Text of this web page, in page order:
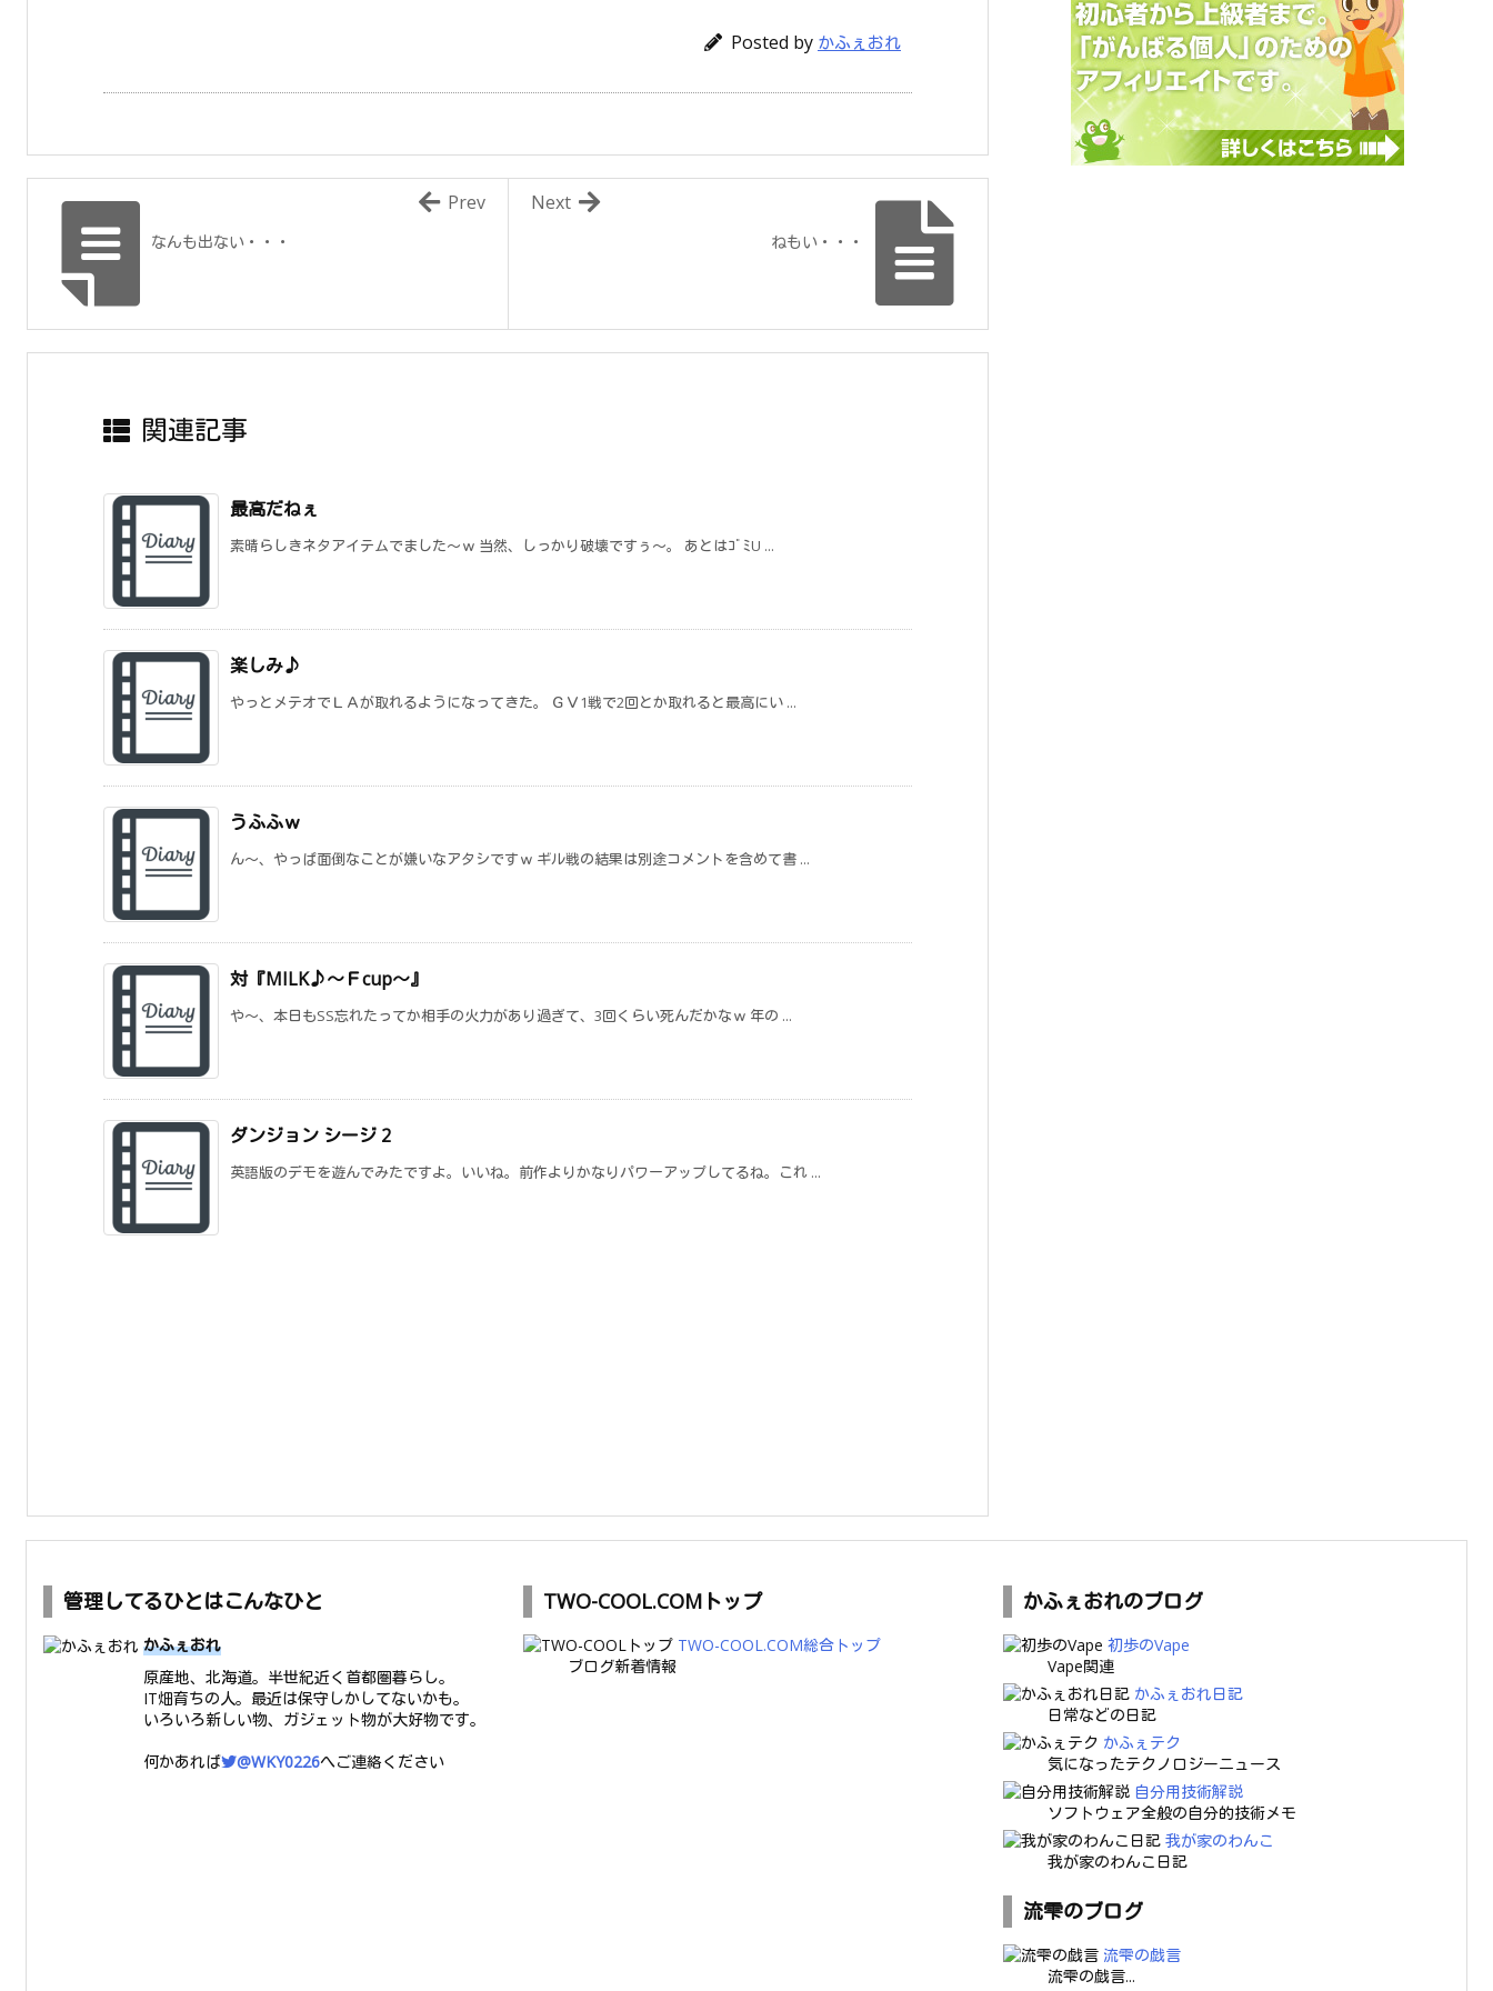
Posted by かふぇおれ
ねもい・・・
Next
なんも出ない・・・
Prev
関連記事
最高だねぇ
素晴らしきネタアイテムでました～ｗ 当然、しっかり破壊ですぅ～。 あとはｺﾞﾐU ...
楽しみ♪
やっとメテオでＬＡが取れるようになってきた。 ＧＶ1戦で2回とか取れると最高にい ...
うふふｗ
ん～、やっぱ面倒なことが嫌いなアタシですｗ ギル戦の結果は別途コメントを含めて書 ...
対『MILK♪～Ｆcup～』
や～、本日もSS忘れたってか相手の火力があり過ぎて、3回くらい死んだかなｗ 年の ...
ダンジョン シージ 2
英語版のデモを遊んでみたですよ。いいね。前作よりかなりパワーアップしてるね。これ ...
管理してるひとはこんなひと
かふぇおれ
原産地、北海道。半世紀近く首都圏暮らし。
IT畑育ちの人。最近は保守しかしてないかも。
いろいろ新しい物、ガジェット物が大好物です。
何かあれば
@WKY0226へご連絡ください
TWO-COOL.COMトップ
TWO-COOL.COM総合トップ
ブログ新着情報
かふぇおれのブログ
初歩のVape
Vape関連
かふぇおれ日記
日常などの日記
かふぇテク
気になったテクノロジーニュース
自分用技術解説
ソフトウェア全般の自分的技術メモ
我が家のわんこ
我が家のわんこ日記
流雫のブログ
流雫の戯言
流雫の戯言...